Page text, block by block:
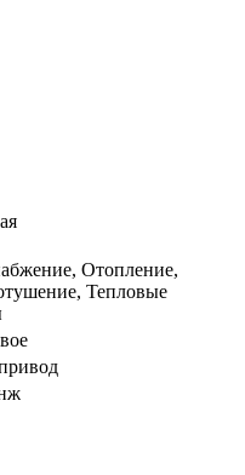
Отопление,
Тепловые